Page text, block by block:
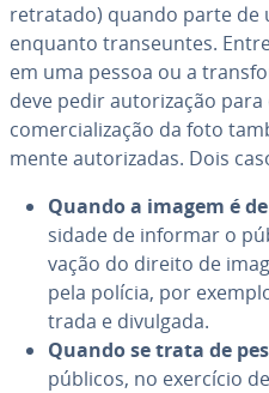
retratado) quando parte de
enquanto tran­seun­tes.
em uma pessoa ou a
deve pedir au­to­ri­za­ção
co­mer­ci­a­li­za­ção da foto
mente au­to­ri­za­das. Dois
Quando a imagem é
si­dade de informar o
va­ção do direito de
pela polícia, por
trada e divulgada.
Quando se trata de
públicos, no exercício